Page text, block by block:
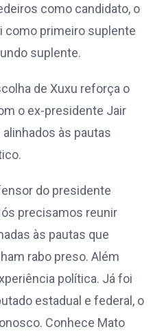
como candidato, o
como primeiro suplente
suplente.
de Xuxu reforça o
o ex-presidente Jair
às pautas
do presidente
precisamos reunir
às pautas que
rabo preso. Além
política. Já foi
estadual e federal, o
Conhece Mato